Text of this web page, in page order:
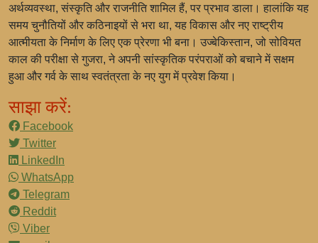
अर्थव्यवस्था, संस्कृति और राजनीति शामिल हैं, पर प्रभाव डाला। हालांकि यह
समय चुनौतियों और कठिनाइयों से भरा था, यह विकास और नए राष्ट्रीय
आत्मीयता के निर्माण के लिए एक प्रेरणा भी बना। उज्बेकिस्तान, जो सोवियत
काल की परीक्षा से गुजरा, ने अपनी सांस्कृतिक परंपराओं को बचाने में सक्षम
हुआ और गर्व के साथ स्वतंत्रता के नए युग में प्रवेश किया।
साझा करें:
Facebook
Twitter
LinkedIn
WhatsApp
Telegram
Reddit
Viber